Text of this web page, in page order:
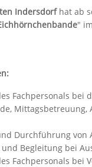
Indersdorfhat ab
"
Fachpersonals bei
Mittagsbetreuung,
Durchführung von
und Begleitung bei
Fachpersonals bei